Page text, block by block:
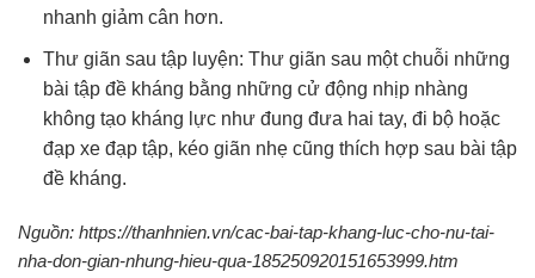
nhanh giảm cân hơn.
Thư giãn sau tập luyện: Thư giãn sau một chuỗi những
bài tập đề kháng bằng những cử động nhịp nhàng
không tạo kháng lực như đung đưa hai tay, đi bộ hoặc
đạp xe đạp tập, kéo giãn nhẹ cũng thích hợp sau bài tập
đề kháng.
Nguồn: https://thanhnien.vn/cac-bai-tap-khang-luc-cho-nu-tai-
nha-don-gian-nhung-hieu-qua-185250920151653999.htm